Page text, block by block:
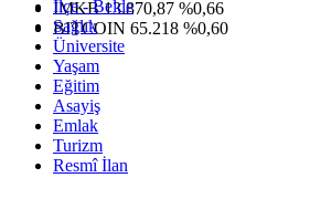
IMKB13.870,87 %0,66
BITCOIN 65.218 %0,60
İlçe - Belde
Sağlık
Üniversite
Yaşam
Eğitim
Asayiş
Emlak
Turizm
Resmî İlan